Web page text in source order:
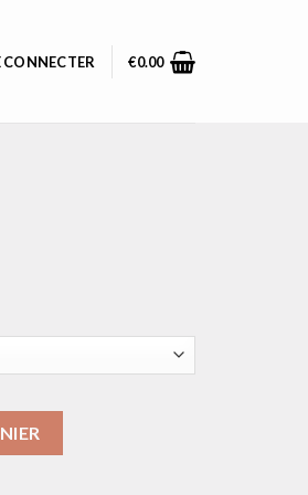
CONNECTER €0.00